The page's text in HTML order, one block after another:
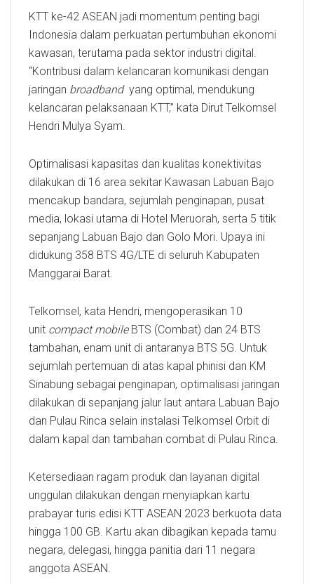
KTT ke-42 ASEAN jadi momentum penting bagi
Indonesia dalam perkuatan pertumbuhan ekonomi
kawasan, terutama pada sektor industri digital.
“Kontribusi dalam kelancaran komunikasi dengan
jaringan broadbandyang optimal, mendukung
kelancaran pelaksanaan KTT,” kata Dirut Telkomsel
Hendri Mulya Syam.
Optimalisasi kapasitas dan kualitas konektivitas
dilakukan di 16 area sekitar Kawasan Labuan Bajo
mencakup bandara, sejumlah penginapan, pusat
media, lokasi utama di Hotel Meruorah, serta 5 titik
sepanjang Labuan Bajo dan Golo Mori. Upaya ini
didukung 358 BTS 4G/LTE di seluruh Kabupaten
Manggarai Barat.
Telkomsel, kata Hendri, mengoperasikan 10
unit compact mobile BTS (Combat) dan 24 BTS
tambahan, enam unit di antaranya BTS 5G. Untuk
sejumlah pertemuan di atas kapal phinisi dan KM
Sinabung sebagai penginapan, optimalisasi jaringan
dilakukan di sepanjang jalur laut antara Labuan Bajo
dan Pulau Rinca selain instalasi Telkomsel Orbit di
dalam kapal dan tambahan combat di Pulau Rinca.
Ketersediaan ragam produk dan layanan digital
unggulan dilakukan dengan menyiapkan kartu
prabayar turis edisi KTT ASEAN 2023 berkuota data
hingga 100 GB. Kartu akan dibagikan kepada tamu
negara, delegasi, hingga panitia dari 11 negara
anggota ASEAN.